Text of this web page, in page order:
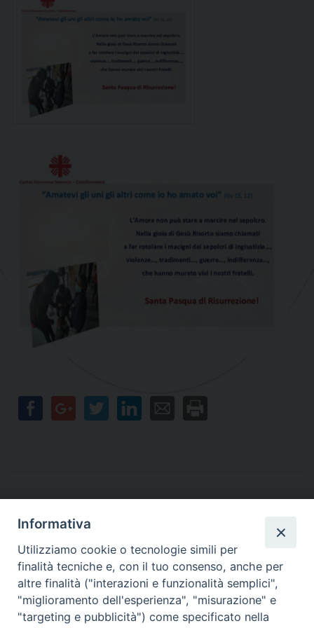
Contatti
Sede Legale
Vico Sant’Anna 1 – 80053 Castellammare di Stabia (NA)
Sede Operativa
Via San Bartolomeo 72 – 80053 Castellammare di Stabia (NA)
Informativa
Utilizziamo cookie o tecnologie simili per
finalità tecniche e, con il tuo consenso, anche per
altre finalità ("interazioni e funzionalità semplici",
"miglioramento dell'esperienza", "misurazione" e
"targeting e pubblicità") come specificato nella